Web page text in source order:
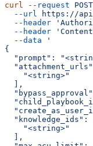
curl --request POST
  --url
https://
  --header
  --header
  --data
'
{
"prompt":
    "<string>"
  ],
  "knowledge_ids": [
    "<string>"
  ],